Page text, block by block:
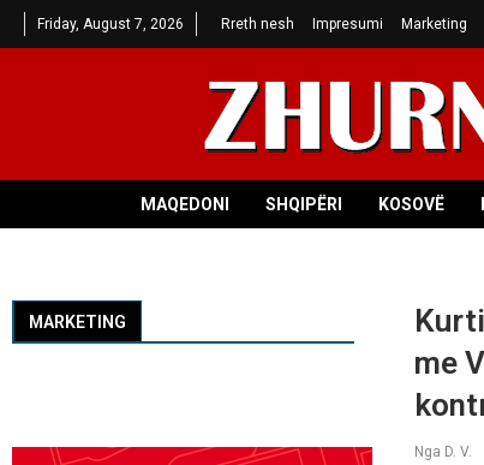
Friday, August 7, 2026 Rreth nesh Impresumi Marketing
MAQEDONI SHQIPËRI KOSOVË
me
Nga D. V.
MARKETING